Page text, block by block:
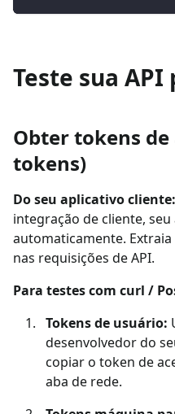
Teste sua
Obter tokens de
tokens)
Do seu aplicativo cliente:
integração de cliente,
automaticamente.
nas requisições de API.
Para testes com curl /
Tokens de usuário:
desenvolvedor do
copiar o token de
aba de rede.